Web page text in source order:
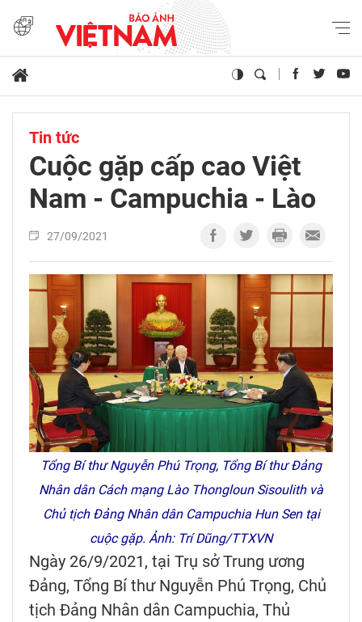
Tin tức
Cuộc gặp cấp cao Việt
Nam - Campuchia - Lào
27/09/2021
Tổng Bí thư Nguyễn Phú Trọng, Tổng Bí thư Đảng
Nhân dân Cách mạng Lào Thongloun Sisoulith và
Chủ tịch Đảng Nhân dân Campuchia Hun Sen tại
cuộc gặp. Ảnh: Trí Dũng/TTXVN
Ngày 26/9/2021, tại Trụ sở Trung ương
Đảng, Tổng Bí thư Nguyễn Phú Trọng, Chủ
tịch Đảng Nhân dân Campuchia, Thủ